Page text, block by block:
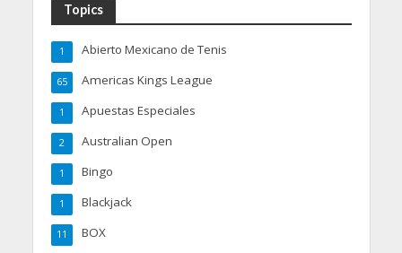
Topics
Abierto Mexicano de Tenis
1
Americas Kings League
65
Apuestas Especiales
1
Australian Open
2
Bingo
1
Blackjack
1
BOX
11